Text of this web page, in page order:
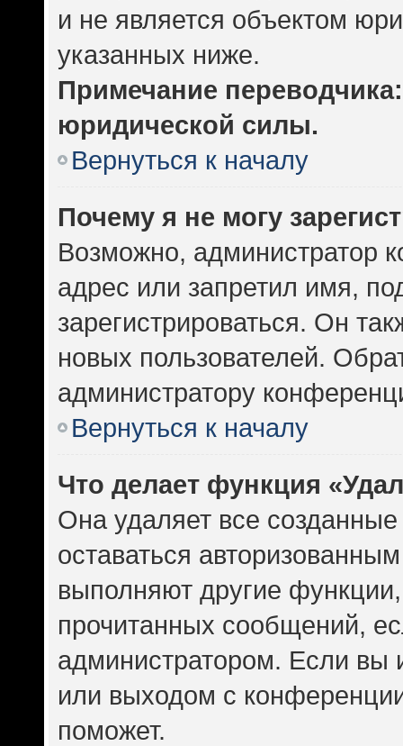
и не является объектом
указанных ниже.
Примечание
юридической силы.
Вернуться к началу
Почему я не могу
Возможно, администратор
адрес или запретил имя,
зарегистрироваться. Он
новых пользователей.
администратору
Вернуться к началу
Что делает функция
Она удаляет все
оставаться
выполняют другие
прочитанных сообщений,
администратором. Если вы
или выходом с
поможет.